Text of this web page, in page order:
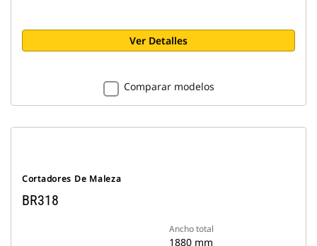
Ver Detalles
Comparar modelos
Cortadores De Maleza
BR318
Ancho total
1880 mm